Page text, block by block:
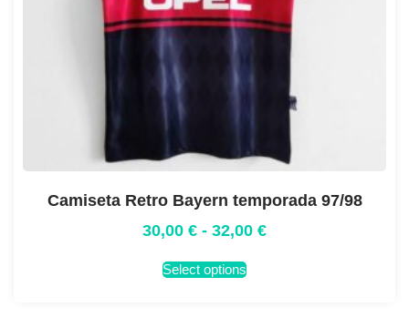
Camiseta Retro Bayern temporada 97/98
30,00 € - 32,00 €
Select options